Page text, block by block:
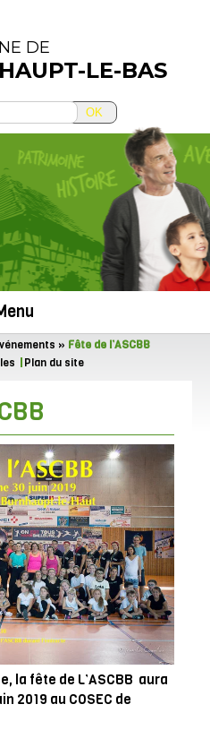
DE
LE-BAS
OK
» Fête de l’ASCBB
Plan du site
la fête de L’ASCBB aura
2019 au COSEC de